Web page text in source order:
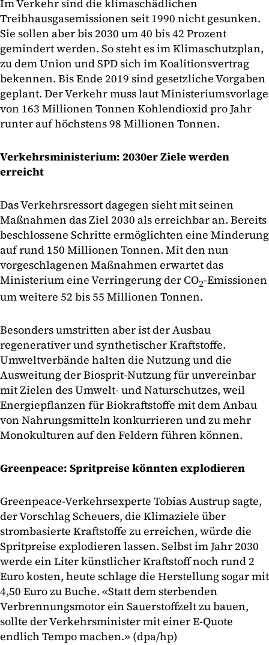
Im Verkehr sind die klimaschädlichen
Treibhausgasemissionen seit 1990 nicht gesunken.
Sie sollen aber bis 2030 um 40 bis 42 Prozent
gemindert werden. So steht es im Klimaschutzplan,
zu dem Union und SPD sich im Koalitionsvertrag
bekennen. Bis Ende 2019 sind gesetzliche Vorgaben
geplant. Der Verkehr muss laut Ministeriumsvorlage
von 163 Millionen Tonnen Kohlendioxid pro Jahr
runter auf höchstens 98 Millionen Tonnen.
Verkehrsministerium: 2030er Ziele werden
erreicht
Das Verkehrsressort dagegen sieht mit seinen
Maßnahmen das Ziel 2030 als erreichbar an. Bereits
beschlossene Schritte ermöglichten eine Minderung
auf rund 150 Millionen Tonnen. Mit den nun
vorgeschlagenen Maßnahmen erwartet das
Ministerium eine Verringerung der CO2-Emissionen
um weitere 52 bis 55 Millionen Tonnen.
Besonders umstritten aber ist der Ausbau
regenerativer und synthetischer Kraftstoffe.
Umweltverbände halten die Nutzung und die
Ausweitung der Biosprit-Nutzung für unvereinbar
mit Zielen des Umwelt- und Naturschutzes, weil
Energiepflanzen für Biokraftstoffe mit dem Anbau
von Nahrungsmitteln konkurrieren und zu mehr
Monokulturen auf den Feldern führen können.
Greenpeace: Spritpreise könnten explodieren
Greenpeace-Verkehrsexperte Tobias Austrup sagte,
der Vorschlag Scheuers, die Klimaziele über
strombasierte Kraftstoffe zu erreichen, würde die
Spritpreise explodieren lassen. Selbst im Jahr 2030
werde ein Liter künstlicher Kraftstoff noch rund 2
Euro kosten, heute schlage die Herstellung sogar mit
4,50 Euro zu Buche. «Statt dem sterbenden
Verbrennungsmotor ein Sauerstoffzelt zu bauen,
sollte der Verkehrsminister mit einer E-Quote
endlich Tempo machen.» (dpa/hp)